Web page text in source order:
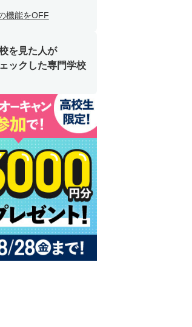
機能をOFF
を見た人が
ックした専門学校